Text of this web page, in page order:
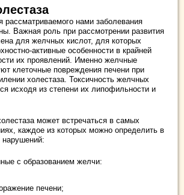
рассматриваемого нами заболевания
Важная роль при рассмотрении развития
для желчных кислот, для которых
активные особенности в крайней
их проявлений. Именно желчные
клеточные повреждения печени при
холестаза. Токсичность желчных
исходя из степени их липофильности и
может встречаться в самых
каждое из которых можно определить в
нарушений:
с образованием желчи:
печени;